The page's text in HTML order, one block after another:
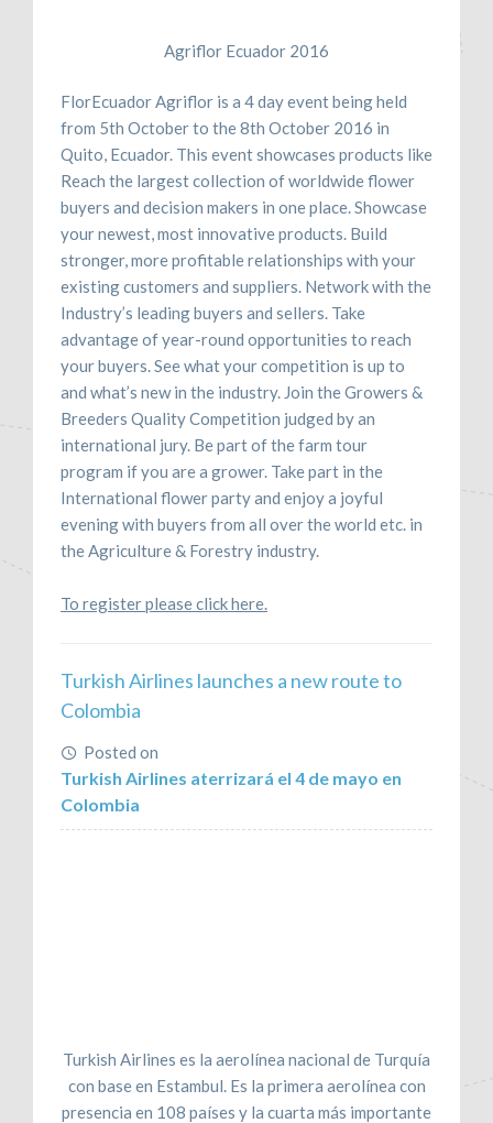
Agriflor Ecuador 2016
FlorEcuador Agriflor is a 4 day event being held
from 5th October to the 8th October 2016 in
Quito, Ecuador. This event showcases products like
Reach the largest collection of worldwide flower
buyers and decision makers in one place. Showcase
your newest, most innovative products. Build
stronger, more profitable relationships with your
existing customers and suppliers. Network with the
Industry’s leading buyers and sellers. Take
advantage of year-round opportunities to reach
your buyers. See what your competition is up to
and what’s new in the industry. Join the Growers &
Breeders Quality Competition judged by an
international jury. Be part of the farm tour
program if you are a grower. Take part in the
International flower party and enjoy a joyful
evening with buyers from all over the world etc. in
the Agriculture & Forestry industry.
To register please click here.
Turkish Airlines launches a new route to
Colombia
Posted on
Turkish Airlines aterrizará el 4 de mayo en
Colombia
Turkish Airlines es la aerolínea nacional de Turquía
con base en Estambul. Es la primera aerolínea con
presencia en 108 países y la cuarta más importante